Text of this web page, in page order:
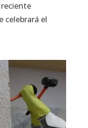
celebrará el